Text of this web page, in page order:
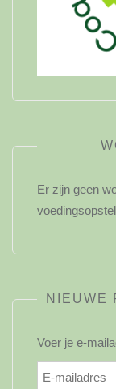
Er zijn geen
NIEUWE
Voer je e-
E-